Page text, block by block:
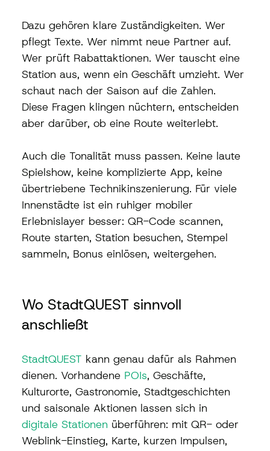
Dazu gehören klare Zuständigkeiten. Wer
pflegt Texte. Wer nimmt neue Partner auf.
Wer prüft Rabattaktionen. Wer tauscht eine
Station aus, wenn ein Geschäft umzieht. Wer
schaut nach der Saison auf die Zahlen.
Diese Fragen klingen nüchtern, entscheiden
aber darüber, ob eine Route weiterlebt.
Auch die Tonalität muss passen. Keine laute
Spielshow, keine komplizierte App, keine
übertriebene Technikinszenierung. Für viele
Innenstädte ist ein ruhiger mobiler
Erlebnislayer besser: QR-Code scannen,
Route starten, Station besuchen, Stempel
sammeln, Bonus einlösen, weitergehen.
Wo StadtQUEST sinnvoll
anschließt
StadtQUEST kann genau dafür als Rahmen
dienen. Vorhandene POIs, Geschäfte,
Kulturorte, Gastronomie, Stadtgeschichten
und saisonale Aktionen lassen sich in
digitale Stationen überführen: mit QR- oder
Weblink-Einstieg, Karte, kurzen Impulsen,